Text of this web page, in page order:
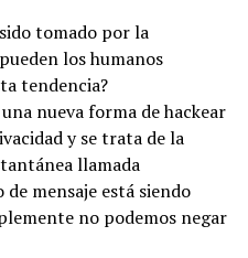
tomado por la
los humanos
tendencia?
nueva forma de hackear
y se trata de la
llamada
mensaje está siendo
no podemos negar